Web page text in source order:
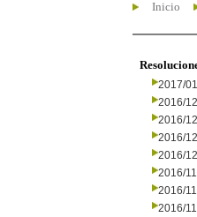
Inicio
2017/
2016/
2016/
2016/
2016/
2016/
2016/
2016/